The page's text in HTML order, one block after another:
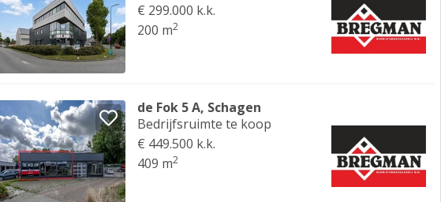
€ 299.000 k.k.
200 m2
de Fok 5 A, Schagen
Bedrijfsruimte te koop
€ 449.500 k.k.
409 m2